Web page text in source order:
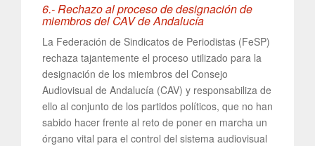
6.- Rechazo al proceso de designación de
miembros del CAV de Andalucía
La Federación de Sindicatos de Periodistas (FeSP)
rechaza tajantemente el proceso utilizado para la
designación de los miembros del Consejo
Audiovisual de Andalucía (CAV) y responsabiliza de
ello al conjunto de los partidos políticos, que no han
sabido hacer frente al reto de poner en marcha un
órgano vital para el control del sistema audiovisual